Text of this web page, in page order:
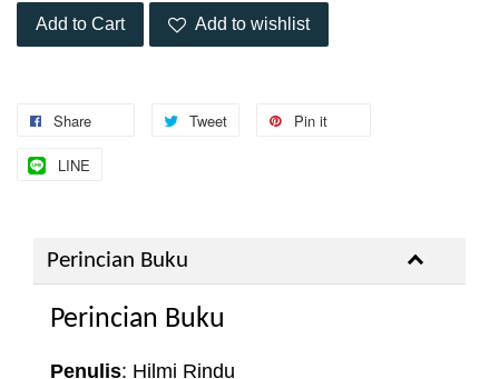
Add to Cart Add to wishlist
Share Tweet Pin it
LINE
Perincian Buku
Perincian Buku
Penulis: Hilmi Rindu